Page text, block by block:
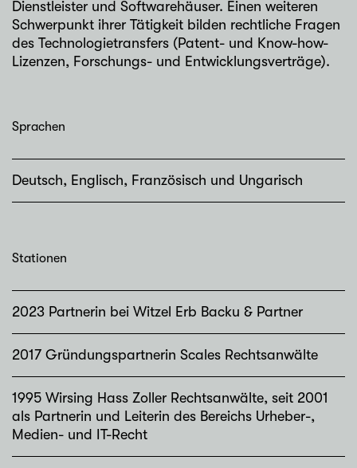
Dienstleister und Softwarehäuser. Einen weiteren
Schwerpunkt ihrer Tätigkeit bilden rechtliche Fragen
des Technologietransfers (Patent- und Know-how-
Lizenzen, Forschungs- und Entwicklungsverträge).
Sprachen
Deutsch, Englisch, Französisch und Ungarisch
Stationen
2023 Partnerin bei Witzel Erb Backu & Partner
2017 Gründungspartnerin Scales Rechtsanwälte
1995 Wirsing Hass Zoller Rechtsanwälte, seit 2001
als Partnerin und Leiterin des Bereichs Urheber-,
Medien- und IT-Recht